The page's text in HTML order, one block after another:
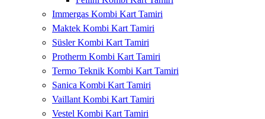
Immergas Kombi Kart Tamiri
Maktek Kombi Kart Tamiri
Süsler Kombi Kart Tamiri
Protherm Kombi Kart Tamiri
Termo Teknik Kombi Kart Tamiri
Sanica Kombi Kart Tamiri
Vaillant Kombi Kart Tamiri
Vestel Kombi Kart Tamiri